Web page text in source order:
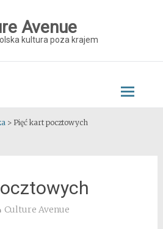
Avenue
kultura poza krajem
> Pięć kart pocztowych
Culture Avenue